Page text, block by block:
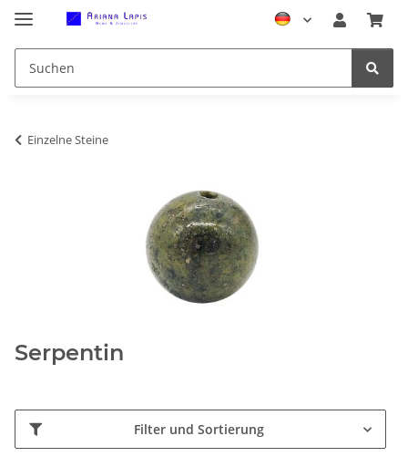
Einzelne Steine
Serpentin
Filter und Sortierung